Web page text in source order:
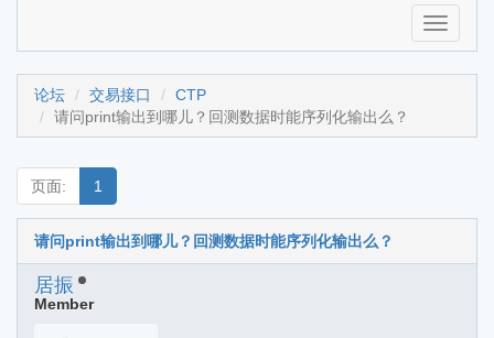
Toggle
论坛 交易接口
CTP
请问print输出到哪儿？回测数据时能序列化输出么？
页面: 1
请问print输出到哪儿？回测数据时能序列化输出么？
居振
Member